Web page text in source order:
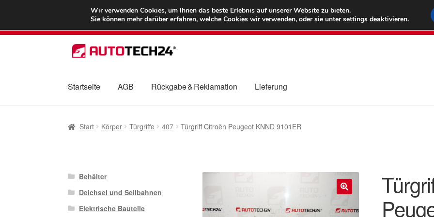
LIEFERUNG ab 6 EUR
(800)
Zur
Navigation
Zum
Inhalt
Startseite AGB Rückgabe & Reklamation Lieferung
Start Körper Türgriffe 407 Türgriff Citroën Peugeot KNND 9101ER
Behälter
Deichsel und Seilbahnen
Elektrische Bauteile
Wir verwenden Cookies, um Ihnen das beste Erlebnis auf unserer Website zu bieten.
Sie können mehr darüber erfahren, welche Cookies wir verwenden, oder sie untersettings deaktivieren.